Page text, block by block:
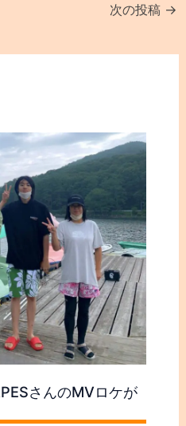
次の投稿 →
さんのMVロケが